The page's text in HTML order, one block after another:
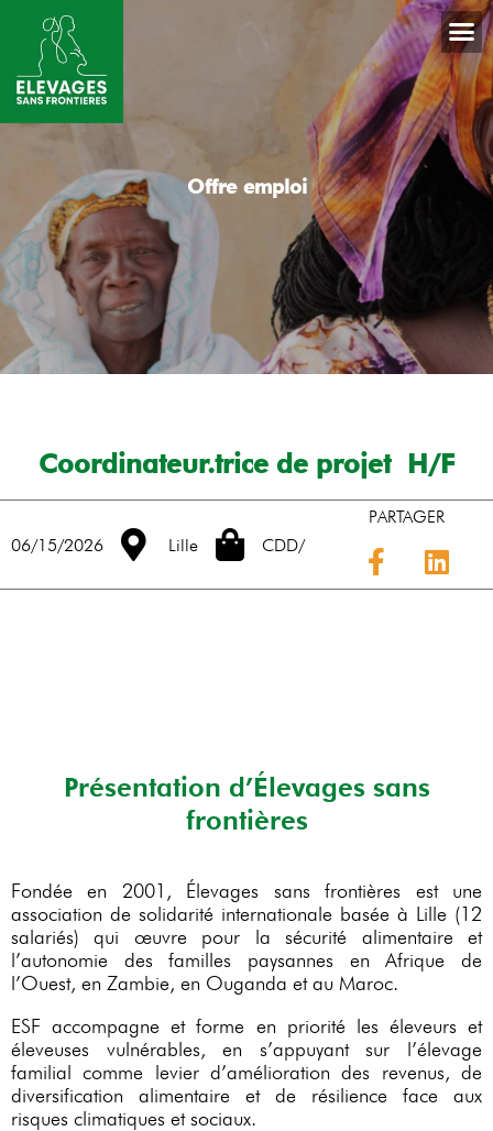
Offre emploi
Coordinateur.trice de projet H/F
06/15/2026 Lille CDD/
PARTAGER
Présentation d’Élevages sans
frontières
Fondée en 2001, Élevages sans frontières est une
association de solidarité internationale basée à Lille (12
salariés) qui œuvre pour la sécurité alimentaire et
l’autonomie des familles paysannes en Afrique de
l’Ouest, en Zambie, en Ouganda et au Maroc.
ESF accompagne et forme en priorité les éleveurs et
éleveuses vulnérables, en s’appuyant sur l’élevage
familial comme levier d’amélioration des revenus, de
diversification alimentaire et de résilience face aux
risques climatiques et sociaux.